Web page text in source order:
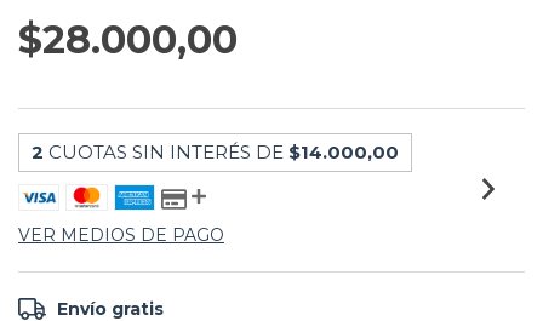
$28.000,00
2 CUOTAS SIN INTERÉS DE $14.000,00
VER MEDIOS DE PAGO
Envío gratis